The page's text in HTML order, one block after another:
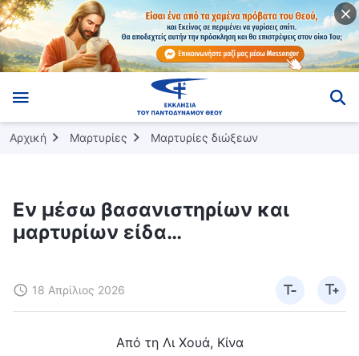
Αρχική Μαρτυρίες Μαρτυρίες διώξεων
Εν μέσω βασανιστηρίων και
μαρτυρίων είδα…
18 Απρίλιος 2026
Από τη Λι Χουά, Κίνα